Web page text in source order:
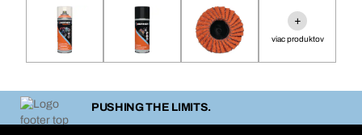
+
viac produktov
PUSHING THE LIMITS.